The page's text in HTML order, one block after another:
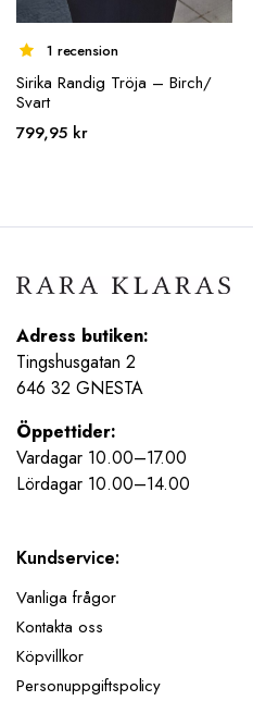
1 recension
Sirika Randig Tröja – Birch/
Svart
799,95 kr
Adress butiken:
Tingshusgatan 2
646 32 GNESTA
Öppettider:
Vardagar 10.00–17.00
Lördagar 10.00–14.00
Kundservice:
Vanliga frågor
Kontakta oss
Köpvillkor
Personuppgiftspolicy